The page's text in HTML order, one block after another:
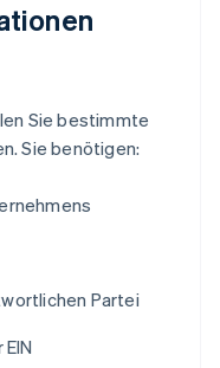
Sie bestimmte
Sie benötigen:
Partei